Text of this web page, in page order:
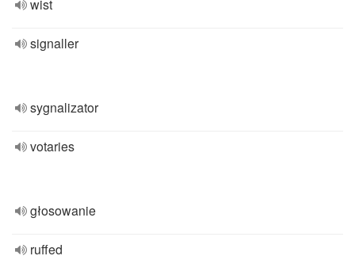
wist
signaller
sygnalizator
votaries
głosowanie
ruffed